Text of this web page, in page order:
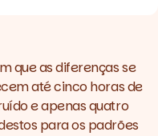
que as diferenças se
até cinco horas de
e apenas quatro
para os padrões